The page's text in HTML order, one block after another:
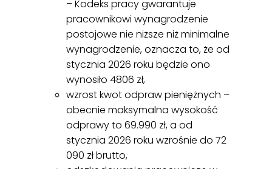
– Kodeks pracy gwarantuje
pracownikowi wynagrodzenie
postojowe nie niższe niż minimalne
wynagrodzenie, oznacza to, że od
stycznia 2026 roku będzie ono
wynosiło 4806 zł,
wzrost kwot odpraw pieniężnych –
obecnie maksymalna wysokość
odprawy to 69.990 zł, a od
stycznia 2026 roku wzrośnie do 72
090 zł brutto,